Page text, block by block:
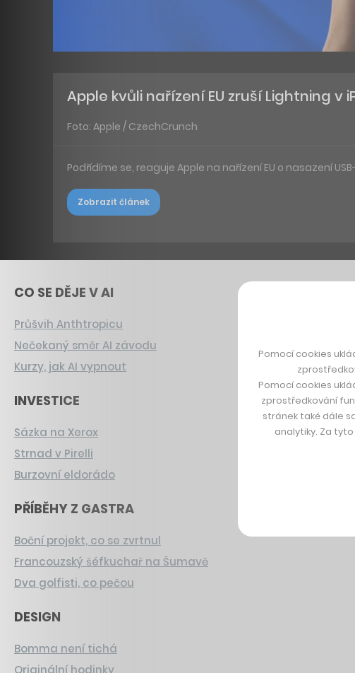
Apple kvůli nařízení EU zruší Lightning v
Foto: Apple / CzechCrunch
Podřídíme se, reaguje Apple na nařízení EU o nasazení
Zobrazit článek
CO SE DĚJE V AI
Průšvih Anthtropicu
Nečekaný směr AI závodu
Kurzy, jak AI vypnout
INVESTICE
Sázka na Xerox
Strnad v Pirelli
Burzovní eldorádo
PŘÍBĚHY Z GASTRA
Boční projekt, co se zvrtnul
Francouzský šéfkuchař na Šumavě
Dva golfisti, co pečou
DESIGN
Bomma není tichá
Originální hodinky
Pomocí cookies
Pomocí cookies
zprostředkování
stránek také dále
analytiky. Za